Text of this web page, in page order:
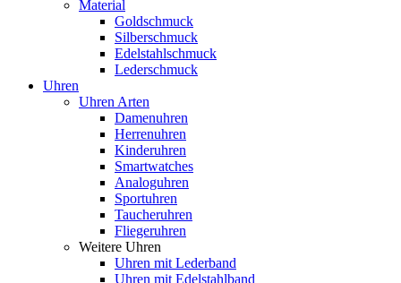
Material
Goldschmuck
Silberschmuck
Edelstahlschmuck
Lederschmuck
Uhren
Uhren Arten
Damenuhren
Herrenuhren
Kinderuhren
Smartwatches
Analoguhren
Sportuhren
Taucheruhren
Fliegeruhren
Weitere Uhren
Uhren mit Lederband
Uhren mit Edelstahlband